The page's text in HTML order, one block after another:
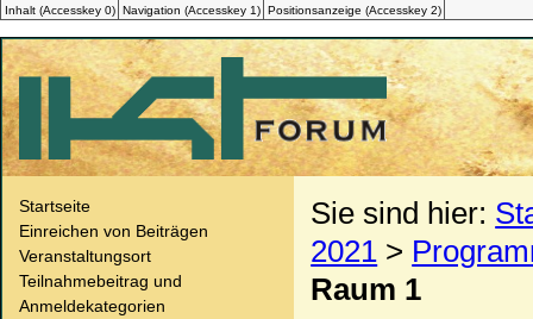
Inhalt (Accesskey0) Navigation (Accesskey1) Positionsanzeige (Accesskey2)
Startseite
Einreichen von Beiträgen
Veranstaltungsort
Teilnahmebeitrag und
Anmeldekategorien
Sie sind hier:
2021 >
Raum 1